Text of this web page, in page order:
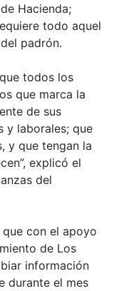
Hacienda;
todo aquel
padrón.
todos los
que marca la
de sus
y laborales; que
y que tengan la
explicó el
del
con el apoyo
de Los
información
durante el mes